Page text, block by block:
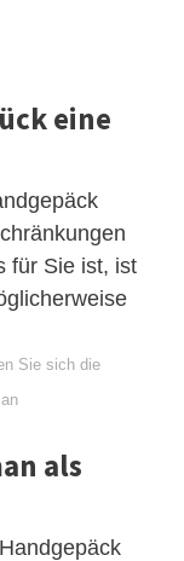
eine
für Sie ist, ist
Sie sich die
als